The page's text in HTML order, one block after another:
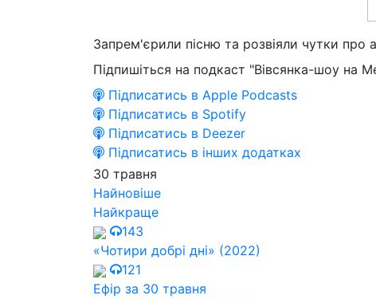
Запрем'єрили пісню та розвіяли чутки про
Підпишіться на подкаст "Вівсянка-шоу на
Підписатись в Apple Podcasts
Підписатись в Spotify
Підписатись в Deezer
Підписатись в інших додатках
30 травня
Найновіше
Найкраще
143
«Чотири добрі дні» (2022)
121
Ефір за 30 травня